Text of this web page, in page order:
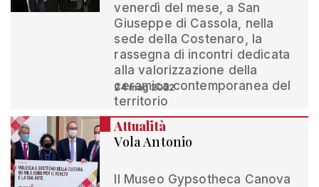
venerdì del mese, a San
Giuseppe di Cassola, nella
sede della Costenaro, la
rassegna di incontri dedicata
alla valorizzazione della
ceramica contemporanea del
territorio
24 mag 2022
Attualità
Vola Antonio
Il Museo Gypsotheca Canova